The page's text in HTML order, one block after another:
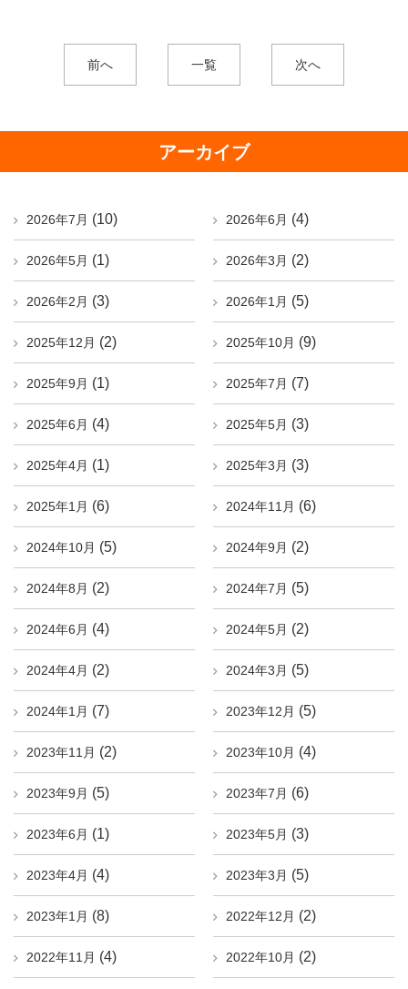
前へ 一覧 次へ
アーカイブ
2026年7月 (10) 2026年6月 (4)
2026年5月 (1) 2026年3月 (2)
2026年2月 (3) 2026年1月 (5)
2025年12月 (2) 2025年10月 (9)
2025年9月 (1) 2025年7月 (7)
2025年6月 (4) 2025年5月 (3)
2025年4月 (1) 2025年3月 (3)
2025年1月 (6) 2024年11月 (6)
2024年10月 (5) 2024年9月 (2)
2024年8月 (2) 2024年7月 (5)
2024年6月 (4) 2024年5月 (2)
2024年4月 (2) 2024年3月 (5)
2024年1月 (7) 2023年12月 (5)
2023年11月 (2) 2023年10月 (4)
2023年9月 (5) 2023年7月 (6)
2023年6月 (1) 2023年5月 (3)
2023年4月 (4) 2023年3月 (5)
2023年1月 (8) 2022年12月 (2)
2022年11月 (4) 2022年10月 (2)